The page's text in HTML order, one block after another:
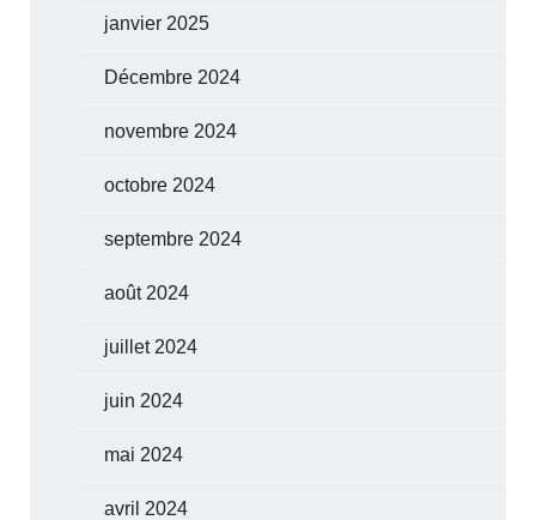
janvier 2025
Décembre 2024
novembre 2024
octobre 2024
septembre 2024
août 2024
juillet 2024
juin 2024
mai 2024
avril 2024